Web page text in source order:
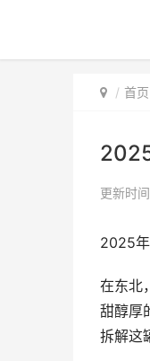
首页
更新时
2025
在东北
甜醇厚
拆解这